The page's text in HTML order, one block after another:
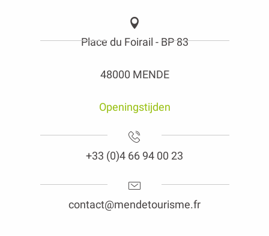
Place du Foirail - BP 83
48000 MENDE
Openingstijden
+33 (0)4 66 94 00 23
contact@mendetourisme.fr